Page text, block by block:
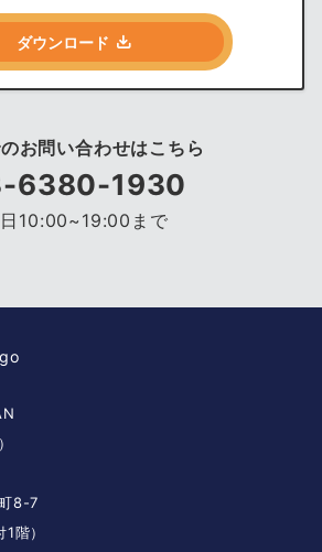
ダウンロード
お問い合わせはこちら
6380-1930
10:00~19:00まで
8-7
階）